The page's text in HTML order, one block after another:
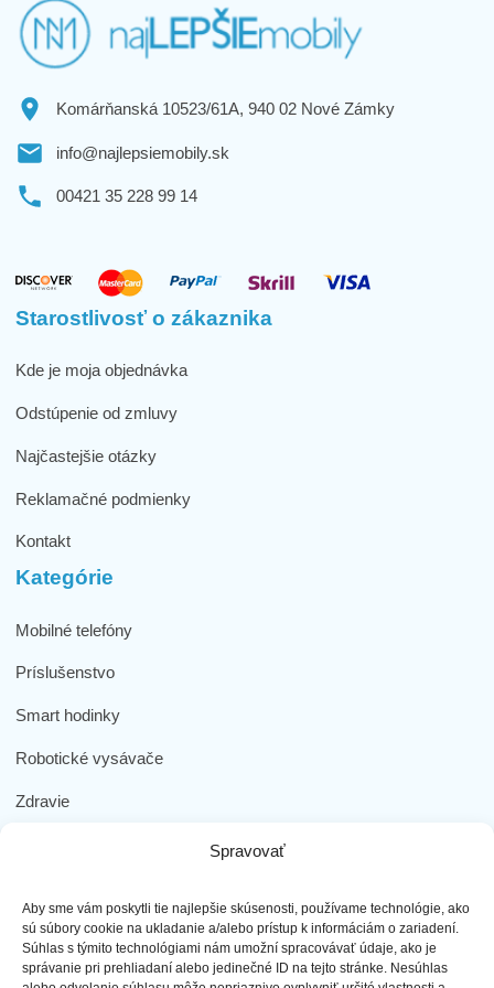
Spravovať
Aby sme vám poskytli tie najlepšie skúsenosti, používame technológie, ako
sú súbory cookie na ukladanie a/alebo prístup k informáciám o zariadení.
Súhlas s týmito technológiami nám umožní spracovávať údaje, ako je
správanie pri prehliadaní alebo jedinečné ID na tejto stránke. Nesúhlas
Komárňanská 10523/61A, 940 02 Nové Zámky
info@najlepsiemobily.sk
00421 35 228 99 14
Starostlivosť o zákaznika
Kde je moja objednávka
Odstúpenie od zmluvy
Najčastejšie otázky
Reklamačné podmienky
Kontakt
Kategórie
Mobilné telefóny
Príslušenstvo
Smart hodinky
Robotické vysávače
Zdravie
Dôležité odkazy
Obchodné podmienky